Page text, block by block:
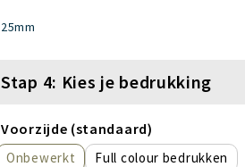
25mm
Stap 4: Kies je bedrukking
Voorzijde (standaard)
Onbewerkt Full colour